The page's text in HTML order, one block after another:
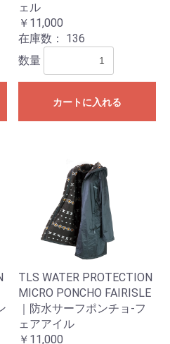
ェル
￥11,000
在庫数： 136
数量
カートに入れる
TLS WATER PROTECTION
MICRO PONCHO FAIRISLE
｜防水サーフポンチョ-フ
ェアアイル
￥11,000